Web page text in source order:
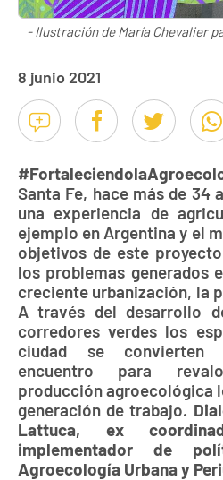
- Ilustración de María Chevalier
8 junio 2021
Santa Fe, hace más de 34
una experiencia de
ejemplo en Argentina y el
objetivos de este
los problemas generados
creciente urbanización, la
A través del desarrollo
corredores verdes los
ciudad se
encuentro para
producción agroecológica
generación de trabajo.
Lattuca, ex
implementador de
Agroecología Urbana y